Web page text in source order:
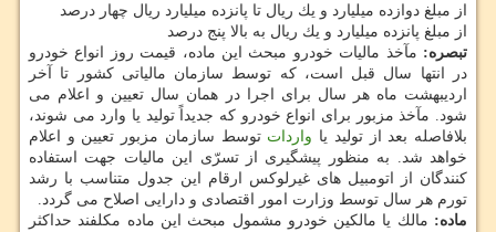
از مبلغ دوازده میلیارد و یك ریال تا پانزده میلیارد ریال چهار درصد
از مبلغ پانزده میلیارد و یك ریال به بالا پنج درصد
تبصره: مآخذ مالیات خودرو مبحث این ماده، قیمت روز انواع خودرو
در انتها سال قبل است، كه توسط سازمان مالیاتی كشور تا آخر
اردیبهشت ماه هر سال برای اجرا در همان سال تعیین و اعلام می
شود. مآخذ مزبور برای انواع خودرو كه جدیداً تولید یا وارد می شوند،
بلافاصله بعد از تولید یا واردات توسط سازمان مزبور تعیین و اعلام
خواهد شد. به منظور پیشگیری از تسرّی این مالیات جهت استفاده
كنندگان از اتومبیل های غیرلوكس ارقام این جدول متناسب با رشد
تورم هر سال توسط وزارت امور اقتصادی و دارایی اصلاح می گردد.
ماده: مالك یا مالكین خودرو مشمول مبحث این ماده مكلفند حداكثر